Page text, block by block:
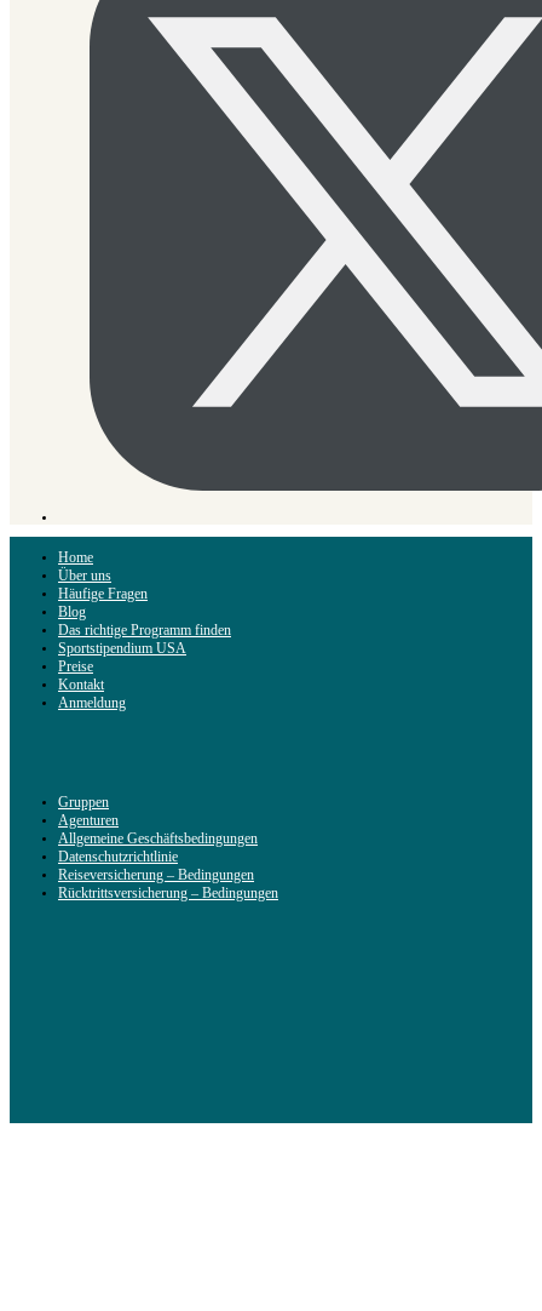
Home
Über uns
Häufige Fragen
Blog
Das richtige Programm finden
Sportstipendium USA
Preise
Kontakt
Anmeldung
Gruppen
Agenturen
Allgemeine Geschäftsbedingungen
Datenschutzrichtlinie
Reiseversicherung – Bedingungen
Rücktrittsversicherung – Bedingungen